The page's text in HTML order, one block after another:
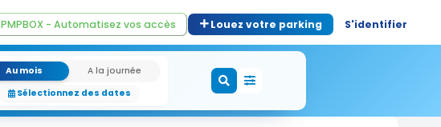
PMPBOX - Automatisez vos accès Louez votre parking S'identifier
Au mois
A la journée
Sélectionnez des dates